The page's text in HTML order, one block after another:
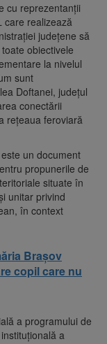
cu reprezentanţii
care realizează
judeţene să
obiectivele
la nivelul
sunt
Doftanei, judeţul
conectării
reţeaua feroviară
un document
propunerile de
situate în
unitar privind
în context
Brașov
copil care nu
a programului de
a